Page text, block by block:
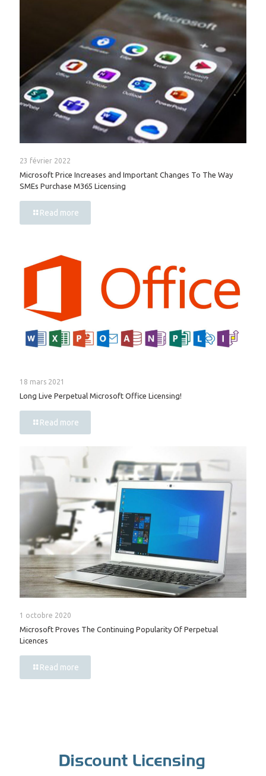
23 février 2022
Microsoft Price Increases and Important Changes To The Way
SMEs Purchase M365 Licensing
Read more
18 mars 2021
Long Live Perpetual Microsoft Office Licensing!
Read more
1 octobre 2020
Microsoft Proves The Continuing Popularity Of Perpetual
Licences
Read more